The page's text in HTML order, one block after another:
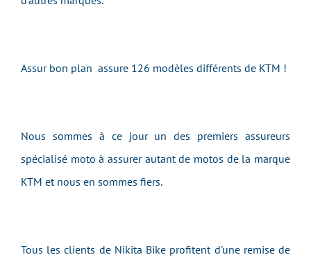
Assur bon plan assure 126 modèles différents de KTM !
Nous sommes à ce jour un des premiers assureurs
spécialisé moto à assurer autant de motos de la marque
KTM et nous en sommes fiers.
Tous les clients de Nikita Bike profitent d'une remise de